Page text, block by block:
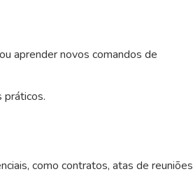
aprender novos comandos de
práticos.
como contratos, atas de reuniões